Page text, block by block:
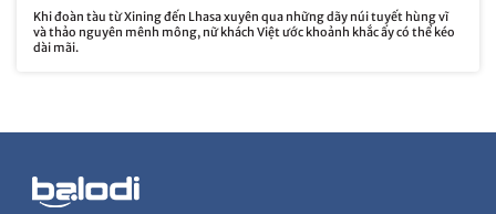
Khi đoàn tàu từ Xining đến Lhasa xuyên qua những dãy núi tuyết hùng vĩ
và thảo nguyên mênh mông, nữ khách Việt ước khoảnh khắc ấy có thể kéo
dài mãi.